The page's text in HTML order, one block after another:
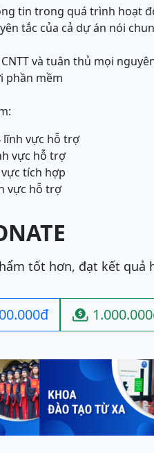
tin trong quá trình hoạt
tắc của cả dự án nói
và tuân thủ mọi
phần mềm
lĩnh vực hỗ trợ
vực hỗ trợ
tích hợp
vực hỗ trợ
tốt hơn, đạt kết quả
